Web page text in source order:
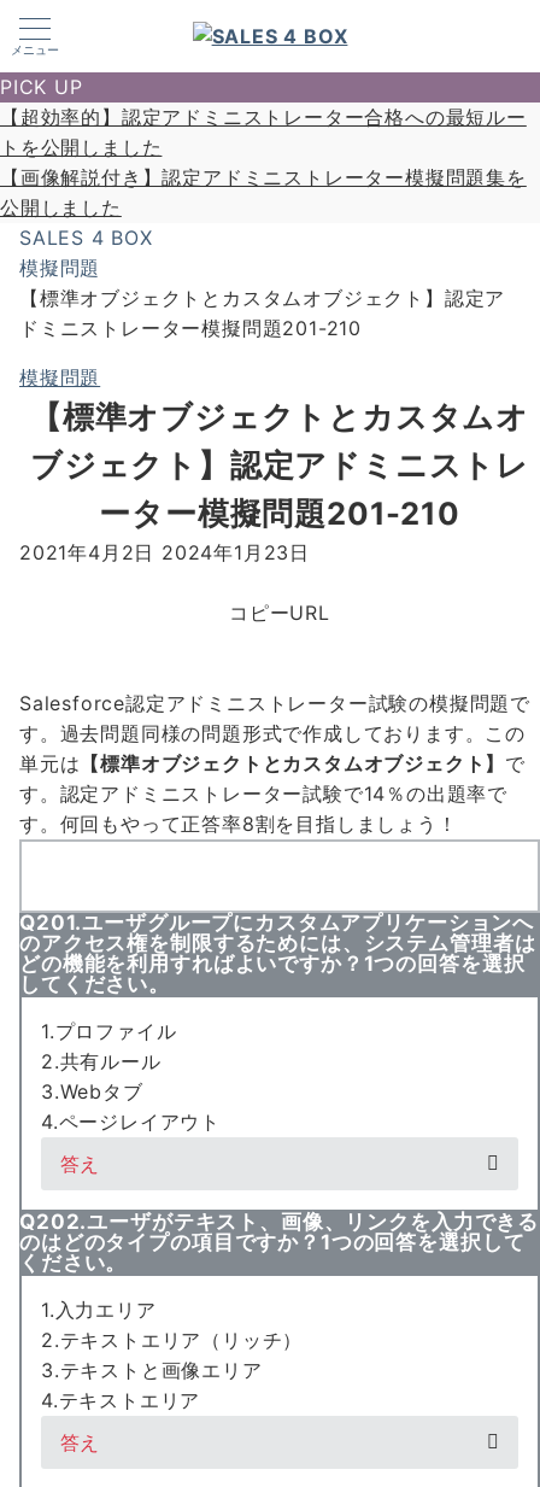
メニュー
PICK UP
【超効率的】認定アドミニストレーター合格への最短ルー
トを公開しました
【画像解説付き】認定アドミニストレーター模擬問題集を
公開しました
SALES 4 BOX
模擬問題
【標準オブジェクトとカスタムオブジェクト】認定ア
ドミニストレーター模擬問題201-210
模擬問題
【標準オブジェクトとカスタムオ
ブジェクト】認定アドミニストレ
ーター模擬問題201-210
2021年4月2日 2024年1月23日
コピーURL
Salesforce認定アドミニストレーター試験の模擬問題で
す。過去問題同様の問題形式で作成しております。この
単元は 【標準オブジェクトとカスタムオブジェクト】 で
す。認定アドミニストレーター試験で14％の出題率で
す。何回もやって正答率8割を目指しましょう！
Q201.ユーザグループにカスタムアプリケーションへ
のアクセス権を制限するためには、システム管理者は
どの機能を利用すればよいですか？1つの回答を選択
してください。
1.プロファイル
2.共有ルール
3.Webタブ
4.ページレイアウト
答え
Q202.ユーザがテキスト、画像、リンクを入力できる
のはどのタイプの項目ですか？1つの回答を選択して
ください。
1.入力エリア
2.テキストエリア（リッチ）
3.テキストと画像エリア
4.テキストエリア
答え